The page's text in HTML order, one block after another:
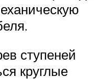
ступеней
круглые